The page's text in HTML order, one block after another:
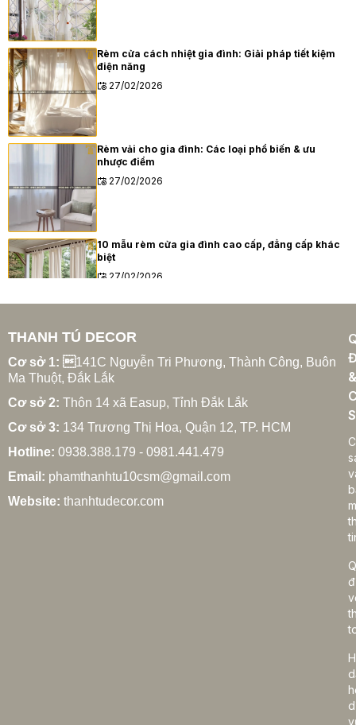
Rèm cửa cách nhiệt gia đình: Giải pháp tiết kiệm
điện năng
27/02/2026
Rèm vải cho gia đình: Các loại phổ biến & ưu
nhược điểm
27/02/2026
10 mẫu rèm cửa gia đình cao cấp, đẳng cấp khác
biệt
27/02/2026
Xu hướng rèm cửa gia đình hiện đại năm 2025
27/02/2026
Cách chọn rèm cửa gia đình hợp phong thủy
27/02/2026
THANH TÚ DECOR
Cơ sở 1: 141C Nguyễn Tri Phương, Thành Công, Buôn
Ma Thuột, Đắk Lắk
Cơ sở 2: Thôn 14 xã Easup, Tỉnh Đắk Lắk
Cơ sở 3: 134 Trương Thị Hoa, Quận 12, TP. HCM
Hotline: 0938.388.179 - 0981.441.479
Email: phamthanhtu10csm@gmail.com
Website: thanhtudecor.com
&